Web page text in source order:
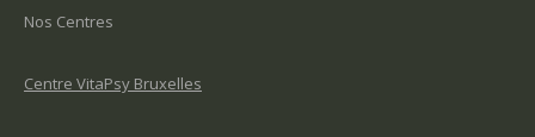
Nos Centres
Centre VitaPsy Bruxelles